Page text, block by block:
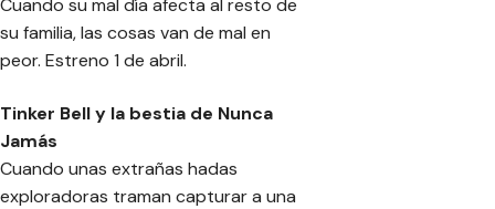
Cuando su mal día afecta al resto de
su familia, las cosas van de mal en
peor. Estreno 1 de abril.
Tinker Bell y la bestia de Nunca
Jamás
Cuando unas extrañas hadas
exploradoras traman capturar a una